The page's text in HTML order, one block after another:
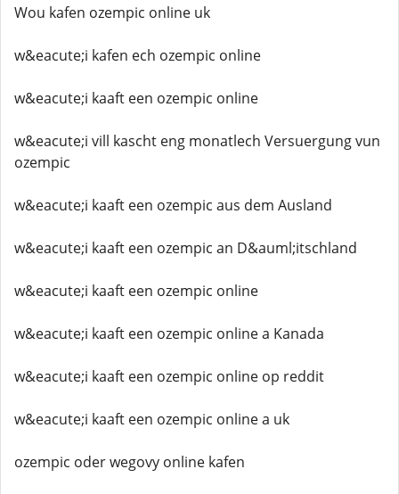
Wou kafen ozempic online uk
w&eacute;i kafen ech ozempic online
w&eacute;i kaaft een ozempic online
w&eacute;i vill kascht eng monatlech Versuergung vun
ozempic
w&eacute;i kaaft een ozempic aus dem Ausland
w&eacute;i kaaft een ozempic an D&auml;itschland
w&eacute;i kaaft een ozempic online
w&eacute;i kaaft een ozempic online a Kanada
w&eacute;i kaaft een ozempic online op reddit
w&eacute;i kaaft een ozempic online a uk
ozempic oder wegovy online kafen